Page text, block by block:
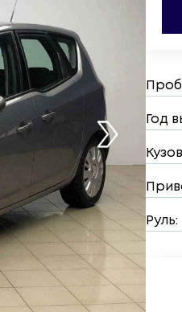
Год
Руль: